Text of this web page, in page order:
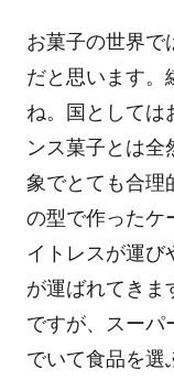
お菓子の世界で
だと思います。
ね。国としては
ンス菓子とは全
象でとても合理
の型で作ったケ
イトレスが運び
が運ばれてきま
ですが、スーパ
でいて食品を選